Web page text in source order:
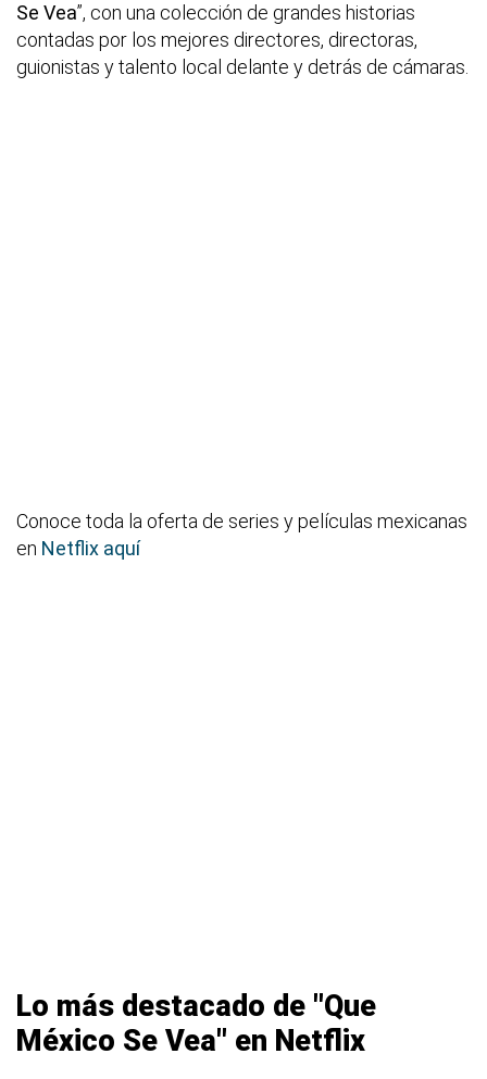
Se Vea”, con una colección de grandes historias
contadas por los mejores directores, directoras,
guionistas y talento local delante y detrás de cámaras.
Conoce toda la oferta de series y películas mexicanas
en Netflix aquí
Lo más destacado de "Que
México Se Vea" en Netflix